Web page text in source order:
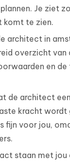
Je ziet
komt te zien.
architect in
overzicht van
en de
de architect
kracht
fijn voor jou,
staan met jou